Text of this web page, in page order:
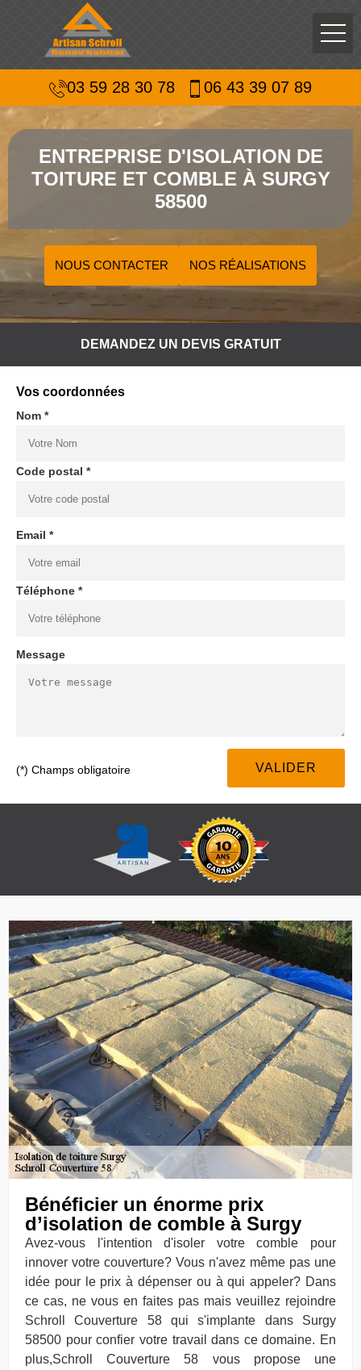
03 59 28 30 78 06 43 39 07 89
ENTREPRISE D'ISOLATION DE
TOITURE ET COMBLE À SURGY
58500
NOUS CONTACTER NOS RÉALISATIONS
DEMANDEZ UN DEVIS GRATUIT
Vos coordonnées
Nom *
Code postal *
Email *
Téléphone *
Message
(*) Champs obligatoire
Bénéficier un énorme prix
d’isolation de comble à Surgy
Avez-vous l'intention d'isoler votre comble pour
innover votre couverture? Vous n'avez même pas une
idée pour le prix à dépenser ou à qui appeler? Dans
ce cas, ne vous en faites pas mais veuillez rejoindre
Schroll Couverture 58 qui s'implante dans Surgy
58500 pour confier votre travail dans ce domaine. En
plus,Schroll Couverture 58 vous propose une